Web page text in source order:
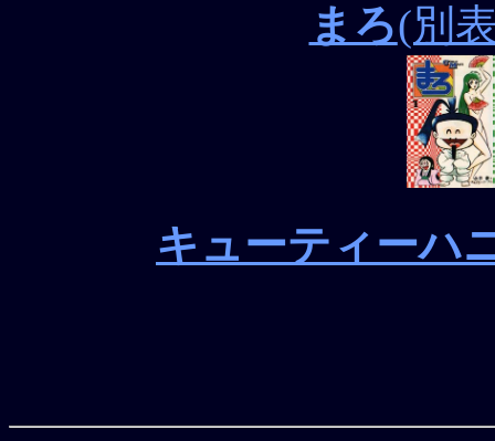
まろ(別
キューティーハ